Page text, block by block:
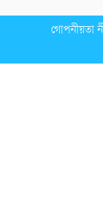
গোপনীয়তা